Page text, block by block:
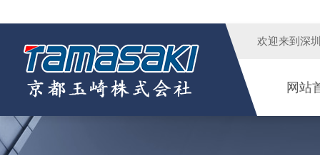
欢迎来到 深
网站